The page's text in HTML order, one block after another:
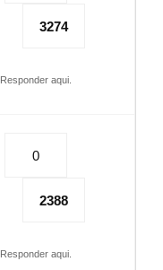
3274
Responder aqui.
0
2388
Responder aqui.